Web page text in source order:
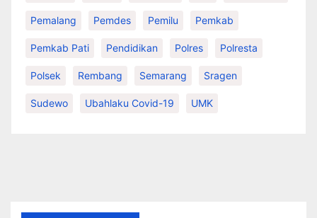
Pemalang Pemdes Pemilu Pemkab
Pemkab Pati Pendidikan Polres Polresta
Polsek Rembang Semarang Sragen
Sudewo Ubahlaku Covid-19 UMK